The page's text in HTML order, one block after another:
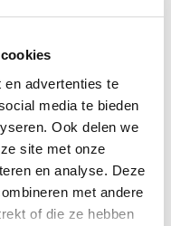
en advertenties te
media te bieden
Ook delen we
site met onze
en analyse. Deze
met andere
of die ze hebben
GASBARBECUES